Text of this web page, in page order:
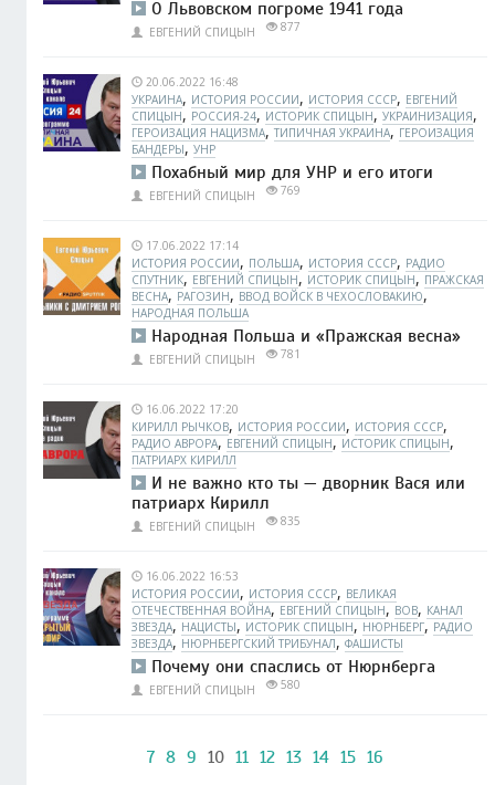
О Львовском погроме 1941 года
ЕВГЕНИЙ СПИЦЫН 877
20.06.2022 16:48
УКРАИНА, ИСТОРИЯ РОССИИ, ИСТОРИЯ СССР, ЕВГЕНИЙ
СПИЦЫН, РОССИЯ-24,ИСТОРИК СПИЦЫН,УКРАИНИЗАЦИЯ,
ГЕРОИЗАЦИЯ НАЦИЗМА,ТИПИЧНАЯ УКРАИНА,ГЕРОИЗАЦИЯ
БАНДЕРЫ,УНР
Похабный мир для УНР и его итоги
ЕВГЕНИЙ СПИЦЫН 769
17.06.2022 17:14
ИСТОРИЯ РОССИИ, ПОЛЬША, ИСТОРИЯ СССР, РАДИО
СПУТНИК,ЕВГЕНИЙ СПИЦЫН, ИСТОРИК СПИЦЫН,ПРАЖСКАЯ
ВЕСНА,РАГОЗИН,ВВОД ВОЙСК В ЧЕХОСЛОВАКИЮ,
НАРОДНАЯ ПОЛЬША
Народная Польша и «Пражская весна»
ЕВГЕНИЙ СПИЦЫН 781
16.06.2022 17:20
КИРИЛЛ РЫЧКОВ, ИСТОРИЯ РОССИИ, ИСТОРИЯ СССР,
РАДИО АВРОРА,ЕВГЕНИЙ СПИЦЫН,ИСТОРИК СПИЦЫН,
ПАТРИАРХ КИРИЛЛ
И не важно кто ты — дворник Вася или
патриарх Кирилл
ЕВГЕНИЙ СПИЦЫН 835
16.06.2022 16:53
ИСТОРИЯ РОССИИ, ИСТОРИЯ СССР, ВЕЛИКАЯ
ОТЕЧЕСТВЕННАЯ ВОЙНА,ЕВГЕНИЙ СПИЦЫН,ВОВ, КАНАЛ
ЗВЕЗДА,НАЦИСТЫ,ИСТОРИК СПИЦЫН,НЮРНБЕРГ,РАДИО
ЗВЕЗДА, НЮРНБЕРГСКИЙ ТРИБУНАЛ,ФАШИСТЫ
Почему они спаслись от Нюрнберга
ЕВГЕНИЙ СПИЦЫН 580
7 8 9 10 11 12 13 14 15 16